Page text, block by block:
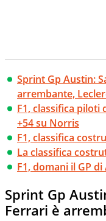
Sprint Gp Austin:
arrembante,
F1, classifica piloti
+54 su Norris
F1, classifica
La classifica
F1, domani il GP
Sprint Gp
Ferrari è